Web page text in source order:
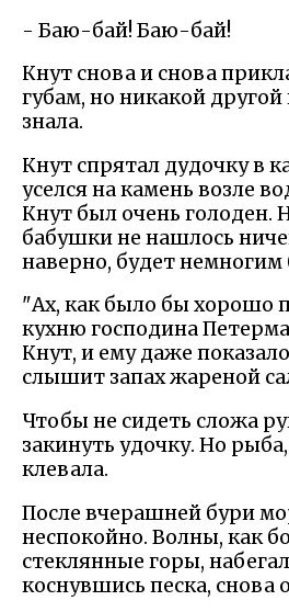
- Баю-бай! Баю-бай!
Кнут снова и снова
губам, но никакой другой
знала.
Кнут спрятал дудочку в
уселся на камень возле
Кнут был очень голоден.
бабушки не нашлось
наверно, будет немногим
"Ах, как было бы хорошо
кухню господина
Кнут, и ему даже
слышит запах жареной
Чтобы не сидеть сложа
закинуть удочку. Но
клевала.
После вчерашней бури
неспокойно. Волны, как
стеклянные горы,
коснувшись песка, снова